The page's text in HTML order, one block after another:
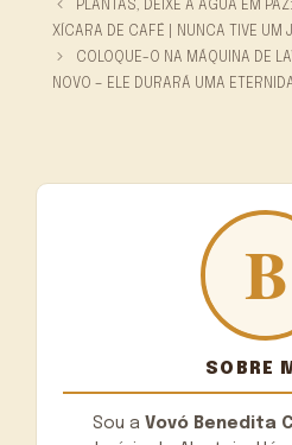
PLANTAS, DEIXE A ÁGUA EM
XÍCARA DE CAFÉ | NUNCA TIVE UM
COLOQUE-O NA MÁQUINA DE
NOVO – ELE DURARÁ UMA
SOBRE
Sou a Vovó Benedita